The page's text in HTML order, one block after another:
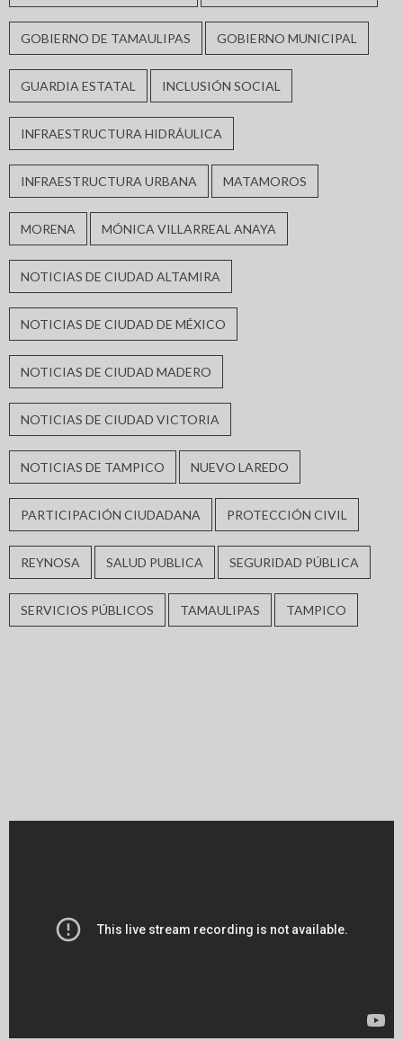
GOBIERNO DE TAMAULIPAS GOBIERNO MUNICIPAL
GUARDIA ESTATAL INCLUSIÓN SOCIAL
INFRAESTRUCTURA HIDRÁULICA
INFRAESTRUCTURA URBANA MATAMOROS
MORENA MÓNICA VILLARREAL ANAYA
NOTICIAS DE CIUDAD ALTAMIRA
NOTICIAS DE CIUDAD DE MÉXICO
NOTICIAS DE CIUDAD MADERO
NOTICIAS DE CIUDAD VICTORIA
NOTICIAS DE TAMPICO NUEVO LAREDO
PARTICIPACIÓN CIUDADANA PROTECCIÓN CIVIL
REYNOSA SALUD PUBLICA SEGURIDAD PÚBLICA
SERVICIOS PÚBLICOS TAMAULIPAS TAMPICO